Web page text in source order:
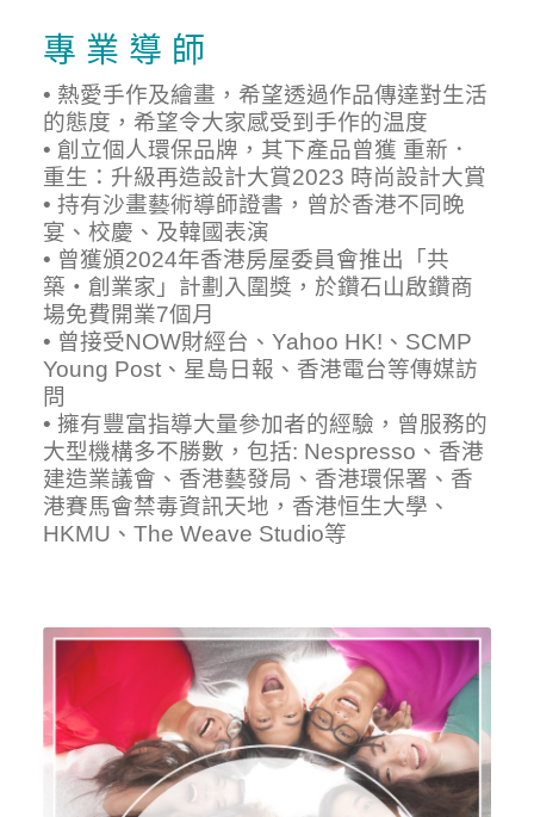
專 業 導 師
• 熱愛手作及繪畫，希望透過作品傳達對生活
的態度，希望令大家感受到手作的温度
• 創立個人環保品牌，其下產品曾獲 重新．
重生：升級再造設計大賞2023 時尚設計大賞
• 持有沙畫藝術導師證書，曾於香港不同晚
宴、校慶、及韓國表演
• 曾獲頒2024年香港房屋委員會推出「共
築・創業家」計劃入圍獎，於鑽石山啟鑽商
場免費開業7個月
• 曾接受NOW財經台、Yahoo HK!、SCMP
Young Post、星島日報、香港電台等傳媒訪
問
• 擁有豐富指導大量參加者的經驗，曾服務的
大型機構多不勝數，包括: Nespresso、香港
建造業議會、香港藝發局、香港環保署、香
港賽馬會禁毒資訊天地，香港恒生大學、
HKMU、The Weave Studio等